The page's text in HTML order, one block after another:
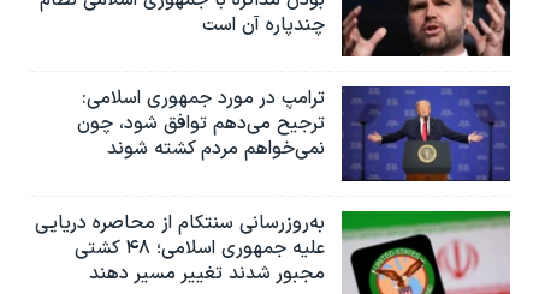
چندپاره آن است
ترامپ در مورد جمهوری اسلامی:
ترجیح می‌دهم توافق شود، چون
نمی‌خواهم مردم کشته شوند
به‌روزرسانی سنتکام از محاصره دریایی
علیه جمهوری اسلامی؛ ۴۸ کشتی
مجبور شدند تغییر مسیر دهند